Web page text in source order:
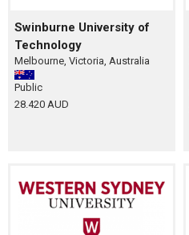
Swinburne University of
Technology
Melbourne, Victoria, Australia
Public
28.420 AUD